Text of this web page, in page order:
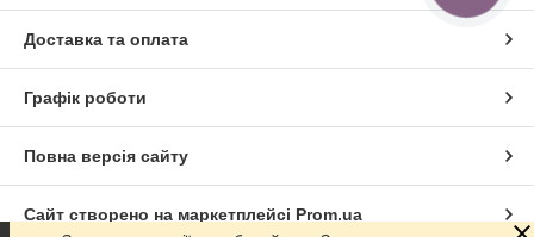
Доставка та оплата
Графік роботи
Повна версія сайту
Сайт створено на маркетплейсі Prom.ua